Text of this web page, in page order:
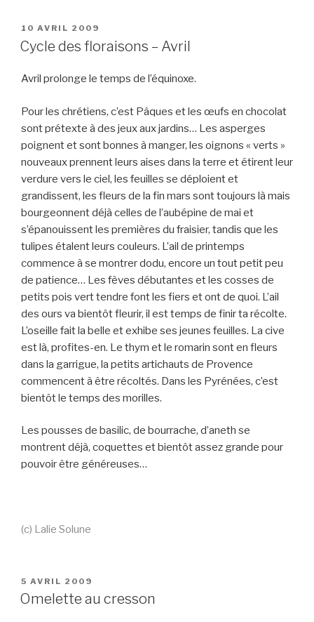
PUBLIÉ
LE
10 AVRIL 2009
Cycle des floraisons – Avril
Avril prolonge le temps de l’équinoxe.
Pour les chrétiens, c’est Pâques et les œufs en chocolat
sont prétexte à des jeux aux jardins… Les asperges
poignent et sont bonnes à manger, les oignons « verts »
nouveaux prennent leurs aises dans la terre et étirent leur
verdure vers le ciel, les feuilles se déploient et
grandissent, les fleurs de la fin mars sont toujours là mais
bourgeonnent déjà celles de l’aubépine de mai et
s’épanouissent les premières du fraisier, tandis que les
tulipes étalent leurs couleurs. L’ail de printemps
commence à se montrer dodu, encore un tout petit peu
de patience… Les fèves débutantes et les cosses de
petits pois vert tendre font les fiers et ont de quoi. L’ail
des ours va bientôt fleurir, il est temps de finir ta récolte.
L’oseille fait la belle et exhibe ses jeunes feuilles. La cive
est là, profites-en. Le thym et le romarin sont en fleurs
dans la garrigue, la petits artichauts de Provence
commencent à être récoltés. Dans les Pyrénées, c’est
bientôt le temps des morilles.
Les pousses de basilic, de bourrache, d’aneth se
montrent déjà, coquettes et bientôt assez grande pour
pouvoir être généreuses…
(c) Lalie Solune
PUBLIÉ
LE
5 AVRIL 2009
Omelette au cresson